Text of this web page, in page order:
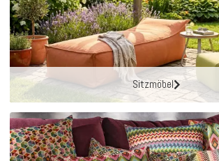
Sitzmöbel